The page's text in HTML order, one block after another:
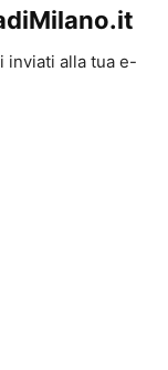
inviati alla tua e-